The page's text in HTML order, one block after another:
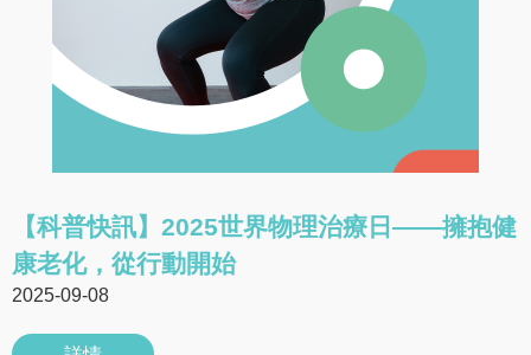
【科普快訊】2025世界物理治療日——擁抱健
康老化，從行動開始
2025-09-08